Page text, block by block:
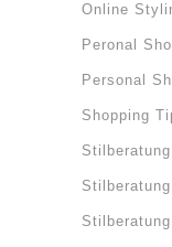
Online
Peronal
Personal
Shopping